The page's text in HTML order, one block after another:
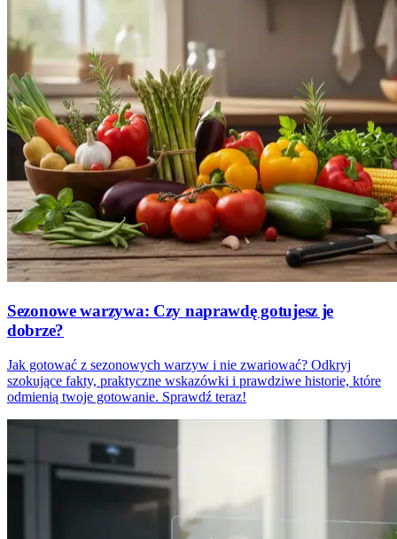
Sezonowe warzywa: Czy naprawdę gotujesz je
dobrze?
Jak gotować z sezonowych warzyw i nie zwariować? Odkryj
szokujące fakty, praktyczne wskazówki i prawdziwe historie, które
odmienią twoje gotowanie. Sprawdź teraz!